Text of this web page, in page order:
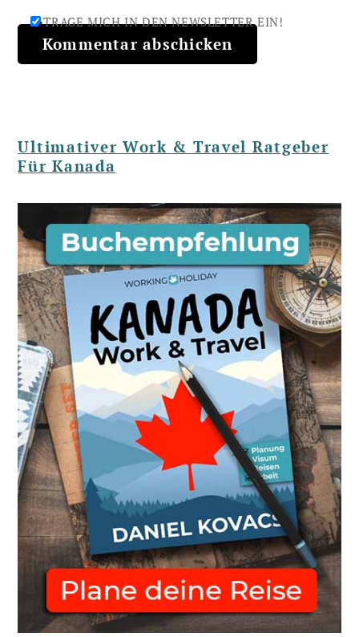
TRAGE MICH IN DEN NEWSLETTER EIN!
Ultimativer Work & Travel Ratgeber
Für Kanada